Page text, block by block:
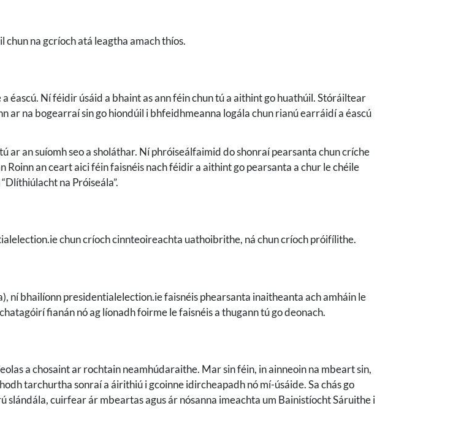
na gcríoch atá leagtha amach thíos.
éascú. Ní féidir úsáid a bhaint as ann féin chun tú a aithint go huathúil. Stóráiltear
na bogearraí sin go hiondúil i bhfeidhmeanna logála chun rianú earráidí a éascú
ar an suíomh seo a sholáthar. Ní phróiseálfaimid do shonraí pearsanta chun críche
an ceart aici féin faisnéis nach féidir a aithint go pearsanta a chur le chéile
na Próiseála”.
chun críoch cinnteoireachta uathoibrithe, ná chun críoch próifílithe.
ní bhailíonn presidentialelection.ie faisnéis phearsanta inaitheanta ach amháin le
fianán nó ag líonadh foirme le faisnéis a thugann tú go deonach.
a chosaint ar rochtain neamhúdaraithe. Mar sin féin, in ainneoin na mbeart sin,
tarchurtha sonraí a áirithiú i gcoinne idircheapadh nó mí-úsáide. Sa chás go
cuirfear ár mbeartas agus ár nósanna imeachta um Bainistíocht Sáruithe i